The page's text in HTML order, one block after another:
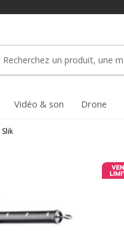
Vidéo & son Drone
Slik